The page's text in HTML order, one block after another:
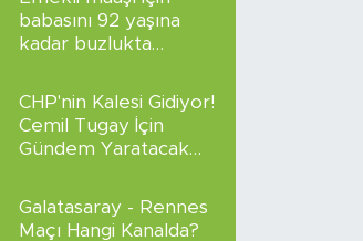
babasını 92 yaşına
kadar buzlukta
CHP'nin Kalesi Gidiyor!
Cemil Tugay İçin
Gündem Yaratacak
Galatasaray - Rennes
Maçı Hangi Kanalda?